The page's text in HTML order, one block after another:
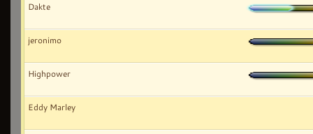
Dakte
jeronimo
Highpower
Eddy Marley